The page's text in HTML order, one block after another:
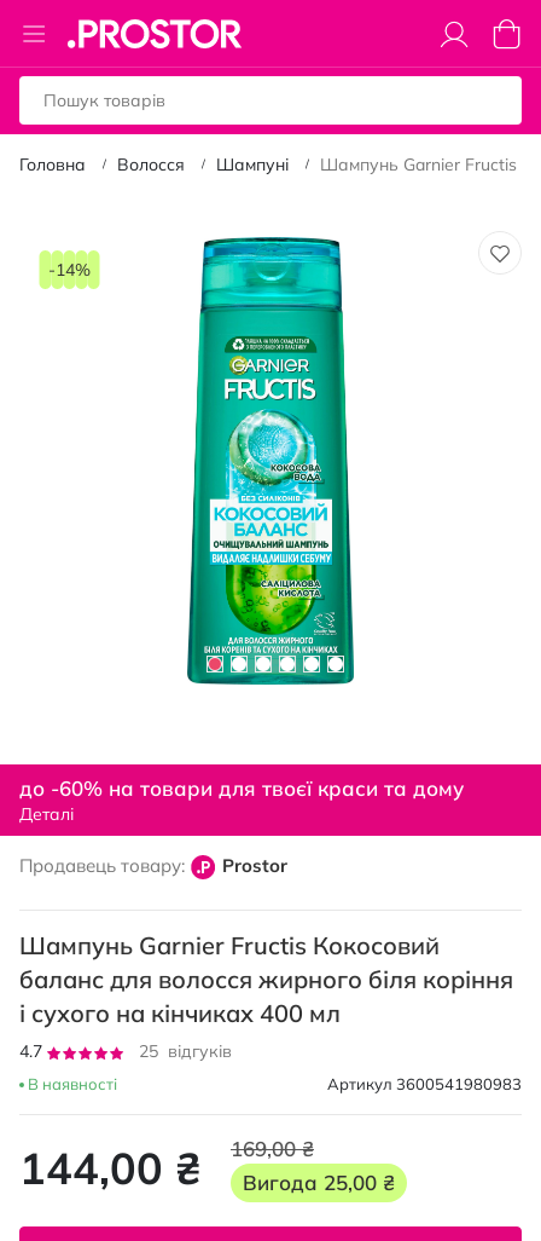
Toggle
Nav
Кошик
Головна Волосся Шампуні Шампунь Garnier Fructis
кінця
-14%
початку
галереї
до -60% на товари для твоєї краси та дому
Деталі
Продавець товару: Prostor
Шампунь Garnier Fructis Кокосовий
баланс для волосся жирного біля коріння
і сухого на кінчиках 400 мл
Рейтинг:
4.7
25 відгуків
В наявності Артикул 3600541980983
144,00 ₴
169,00 ₴
Вигода 25,00 ₴